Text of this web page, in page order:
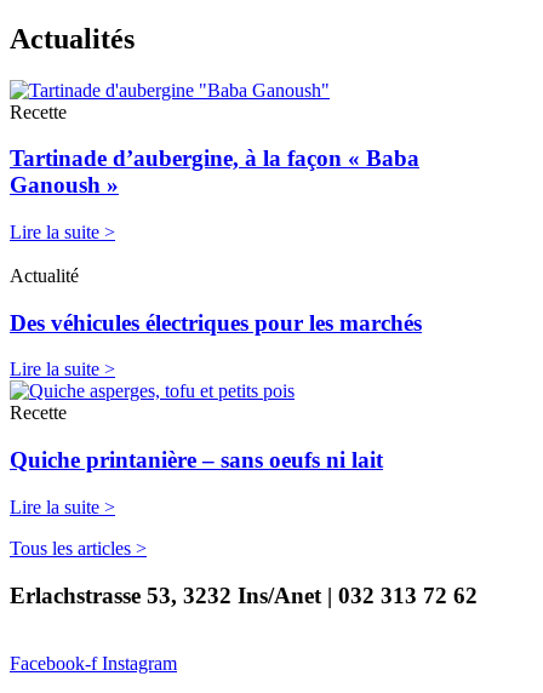
Actualités
Recette
Tartinade d’aubergine, à la façon « Baba
Ganoush »
Lire la suite >
Actualité
Des véhicules électriques pour les marchés
Lire la suite >
Recette
Quiche printanière – sans oeufs ni lait
Lire la suite >
Tous les articles >
Erlachstrasse 53, 3232 Ins/Anet | 032 313 72 62
Facebook-f Instagram